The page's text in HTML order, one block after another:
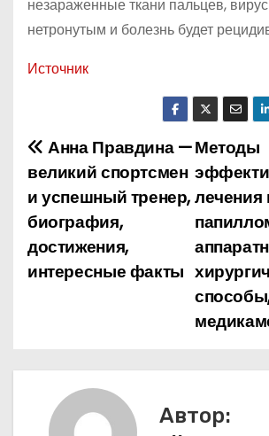
незараженные ткани пальцев,
нетронутым и болезнь будет
Источник
Н
а
в
и
ц
Методы
лечения
Анна Правдина —
великий спортсмен
и успешный тренер,
биография,
достижения,
интересные факты
Автор: